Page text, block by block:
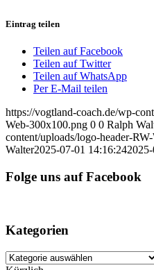
Eintrag teilen
Teilen auf Facebook
Teilen auf Twitter
Teilen auf WhatsApp
Per E-Mail teilen
https://vogtland-coach.de/wp-
Web-300x100.png 0 0 Ralph
content/uploads/logo-header-
Walter2025-07-01 14:16:24
Folge uns auf Facebook
Kategorien
Kategorien